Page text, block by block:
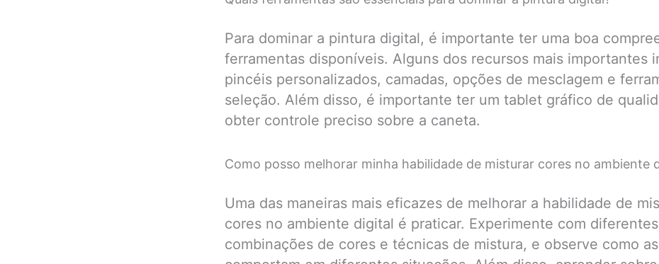
Para dominar a pintura digital, é importante ter uma boa
ferramentas disponíveis. Alguns dos recursos mais importantes
pincéis personalizados, camadas, opções de mesclagem e
seleção. Além disso, é importante ter um tablet gráfico de
obter controle preciso sobre a caneta.
Como posso melhorar minha habilidade de misturar cores no ambiente
Uma das maneiras mais eficazes de melhorar a habilidade de
cores no ambiente digital é praticar. Experimente com diferentes
combinações de cores e técnicas de mistura, e observe como